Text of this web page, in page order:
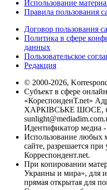
Использование
Правила пользования
Договор пользования
Политика в сфере
данных
Пользовательское
Редакция
© 2000-2026,
Субъект в сфере
«КореспонденТ.net»
ХАРКІВСЬКЕ ШОСЕ,
Идентификатор медиа
Использование любых
сайте, разрешается
Корреспондент.net.
При копировании
Украины и мира», для
прямая открытая для